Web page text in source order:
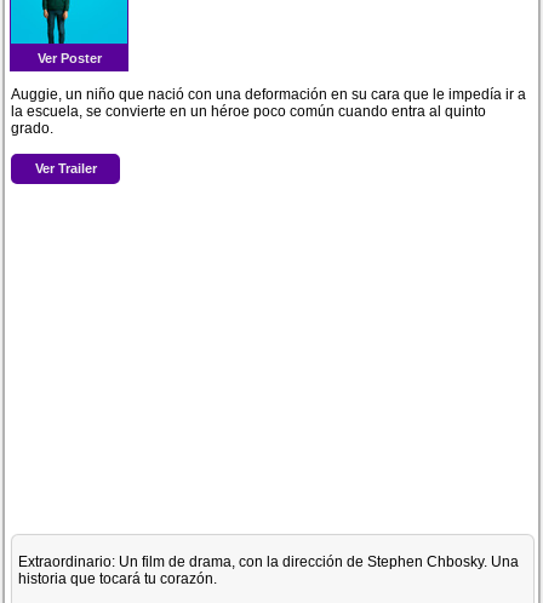
Ver Poster
Auggie, un niño que nació con una deformación en su cara que le impedía ir a
la escuela, se convierte en un héroe poco común cuando entra al quinto
grado.
Ver Trailer
Extraordinario: Un film de drama, con la dirección de Stephen Chbosky. Una
historia que tocará tu corazón.